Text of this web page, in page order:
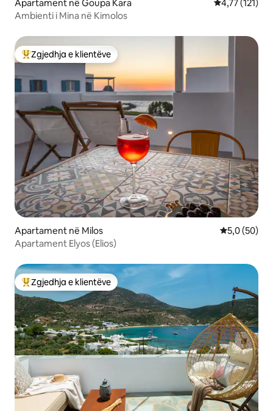
Apartament në Goupa Kara Vlerësimi
4,77 (121)
Ambienti i Mina në Kimolos
Më të mirat e zgjedhjeve të klientëve
Zgjedhja e klientëve
Apartament në Milos Vlerësimi
5,0 (50)
Apartament Elyos (Elios)
Më të mirat e zgjedhjeve të klientëve
Zgjedhja e klientëve